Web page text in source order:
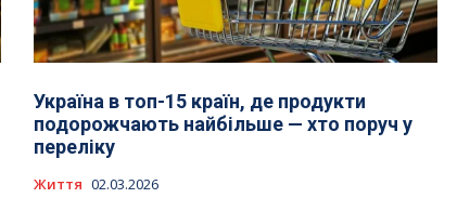
Україна в топ-15 країн, де продукти
подорожчають найбільше — хто поруч у
переліку
Життя 02.03.2026